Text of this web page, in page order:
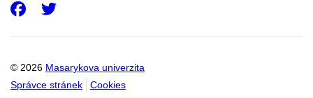
© 2026 Masarykova univerzita
Správce stránek
Cookies
Facebook
Twitter